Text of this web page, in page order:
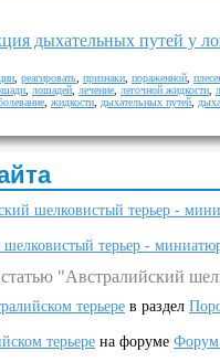
дыхательных путей у
реагировать признаки пораженной
лошадей лечение легочной жидкости
жидкости дыхательных путей
шелковистый терьер -
терьер -
"Австралийский
терьере в раздел
терьере на форуме Форум